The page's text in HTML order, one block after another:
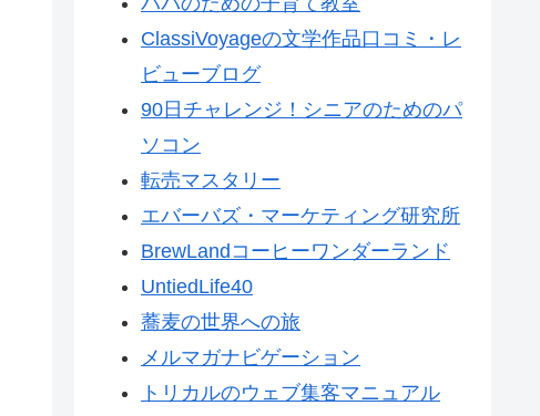
ClassiVoyageの文学作品口コミ・レ
ビューブログ
90日チャレンジ！シニアのためのパ
ソコン
転売マスタリー
エバーバズ・マーケティング研究所
BrewLandコーヒーワンダーランド
UntiedLife40
蕎麦の世界への旅
メルマガナビゲーション
トリカルのウェブ集客マニュアル